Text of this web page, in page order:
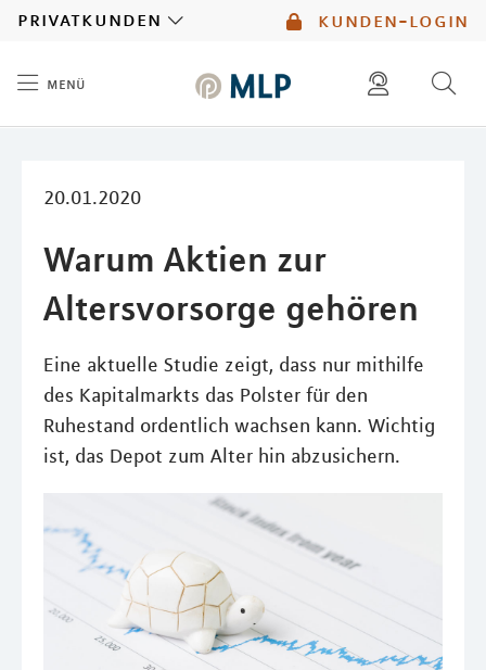
kunden-login
privatkunden
menü
20.01.2020
Warum Aktien zur
Altersvorsorge gehören
Eine aktuelle Studie zeigt, dass nur mithilfe
des Kapitalmarkts das Polster für den
Ruhestand ordentlich wachsen kann. Wichtig
ist, das Depot zum Alter hin abzusichern.